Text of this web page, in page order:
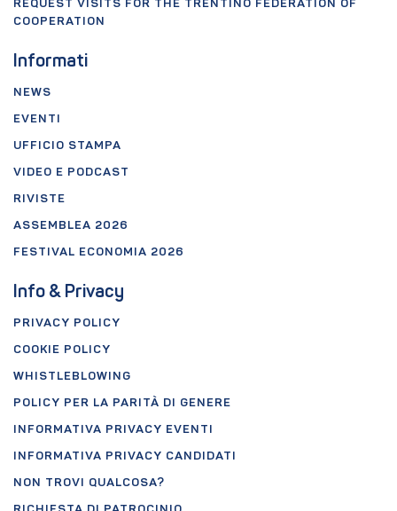
REQUEST VISITS FOR THE TRENTINO FEDERATION OF
COOPERATION
Informati
NEWS
EVENTI
UFFICIO STAMPA
VIDEO E PODCAST
RIVISTE
ASSEMBLEA 2026
FESTIVAL ECONOMIA 2026
Info & Privacy
PRIVACY POLICY
COOKIE POLICY
WHISTLEBLOWING
POLICY PER LA PARITÀ DI GENERE
INFORMATIVA PRIVACY EVENTI
INFORMATIVA PRIVACY CANDIDATI
NON TROVI QUALCOSA?